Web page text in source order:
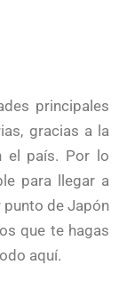
principales
gracias a la
el país. Por lo
para llegar a
de Japón
que te hagas
aquí.